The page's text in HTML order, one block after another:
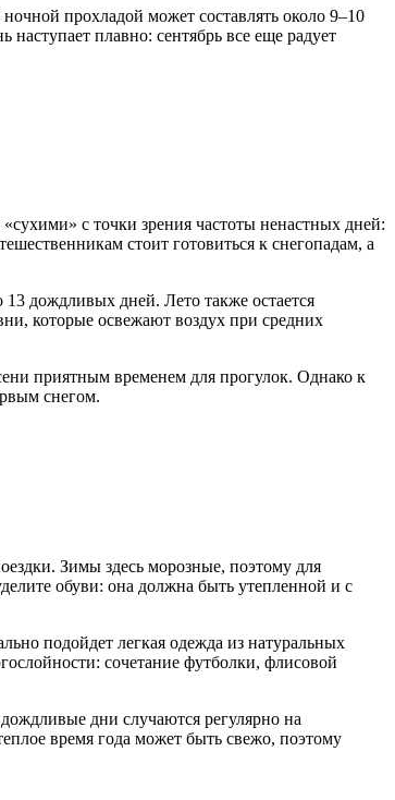
прохладой может составлять около 9–10
плавно: сентябрь все еще радует
с точки зрения частоты ненастных дней:
стоит готовиться к снегопадам, а
13 дождливых дней. Лето также остается
которые освежают воздух при средних
приятным временем для прогулок. Однако к
снегом.
Зимы здесь морозные, поэтому для
обуви: она должна быть утепленной и с
подойдет легкая одежда из натуральных
сочетание футболки, флисовой
дни случаются регулярно на
время года может быть свежо, поэтому